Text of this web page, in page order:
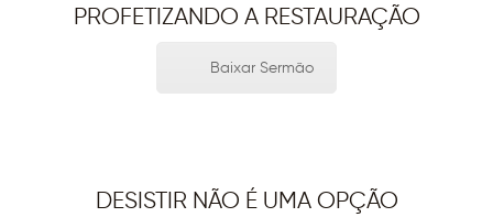
PROFETIZANDO A RESTAURAÇÃO
Baixar Sermão
DESISTIR NÃO É UMA OPÇÃO